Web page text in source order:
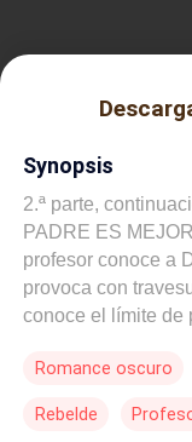
Synopsis
2.ª parte,
PADRE ES
profesor conoce a
provoca con
conoce el límite de
también, pero
lo que tuvo que
Romance oscuro
Rebelde